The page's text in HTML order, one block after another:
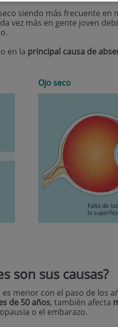
siendo más frecuente en
vez más en gente joven
en la principal causa de
Ojo seco
son sus causas?
menor con el paso de los
de 50 años, también afecta
o el embarazo.